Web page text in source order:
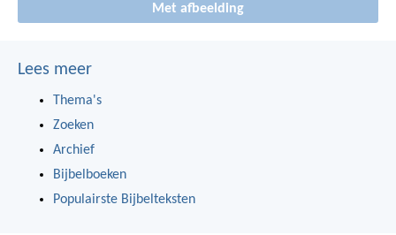
Met afbeelding
Lees meer
Thema's
Zoeken
Archief
Bijbelboeken
Populairste Bijbelteksten